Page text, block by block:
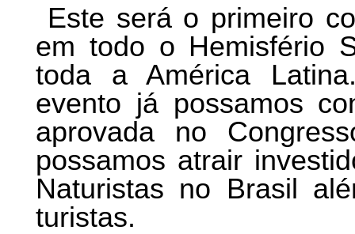
Este será o primeiro
em todo o Hemisfério
toda a América
evento já possamos
aprovada no
possamos atrair
Naturistas no Brasil
turistas.